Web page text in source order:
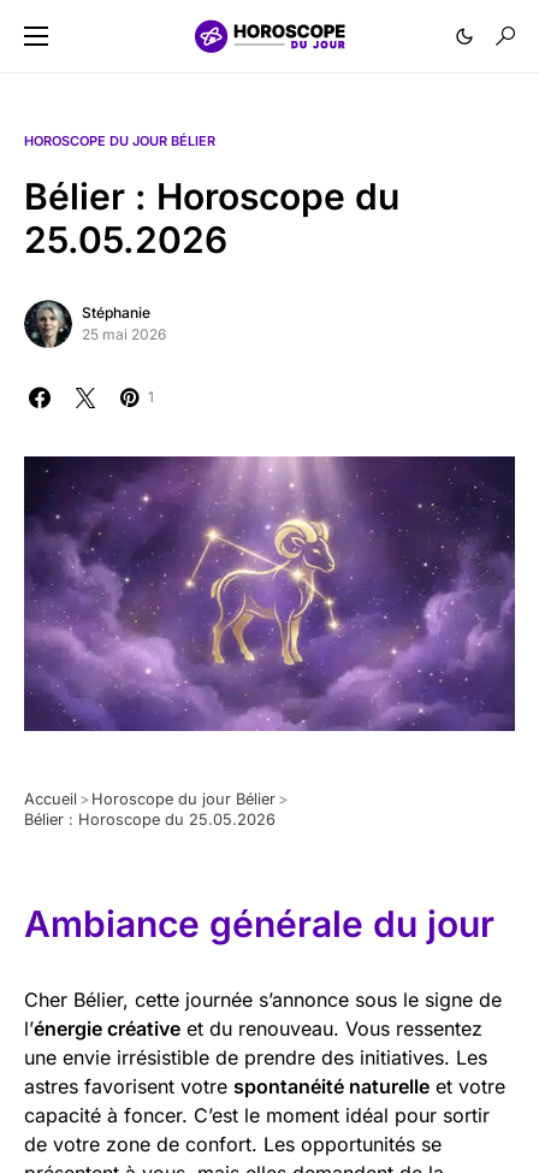
HOROSCOPE DU JOUR BÉLIER
Bélier : Horoscope du
25.05.2026
Stéphanie
25 mai 2026
1
Accueil > Horoscope du jour Bélier >
Bélier : Horoscope du 25.05.2026
Ambiance générale du jour
Cher Bélier, cette journée s’annonce sous le signe de
l’énergie créative et du renouveau. Vous ressentez
une envie irrésistible de prendre des initiatives. Les
astres favorisent votre spontanéité naturelle et votre
capacité à foncer. C’est le moment idéal pour sortir
de votre zone de confort. Les opportunités se